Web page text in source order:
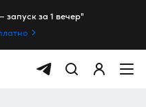
запуск за 1 вечер"